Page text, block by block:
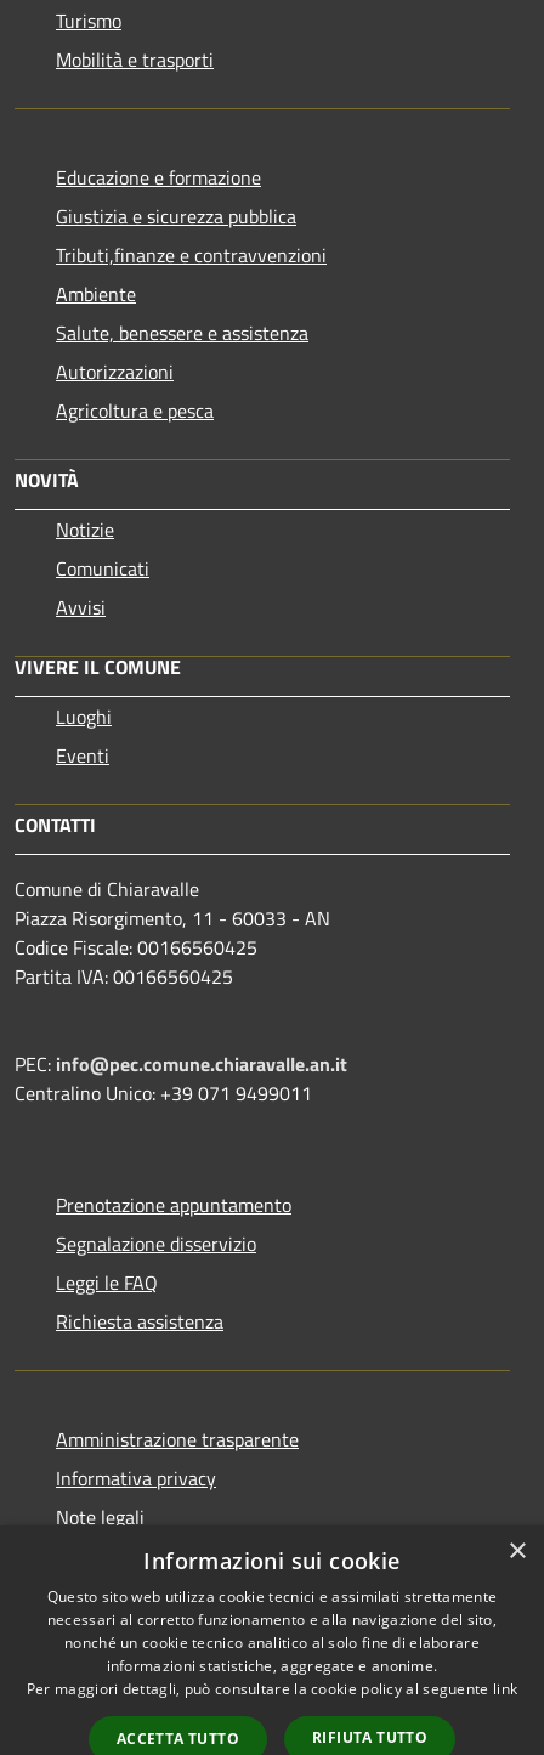
Turismo
Mobilità e trasporti
Educazione e formazione
Giustizia e sicurezza pubblica
Tributi,finanze e contravvenzioni
Ambiente
Salute, benessere e assistenza
Autorizzazioni
Agricoltura e pesca
NOVITÀ
Notizie
Comunicati
Avvisi
VIVERE IL COMUNE
Luoghi
Eventi
CONTATTI
Comune di Chiaravalle
Piazza Risorgimento, 11 - 60033 - AN
Codice Fiscale: 00166560425
Partita IVA: 00166560425
PEC: info@pec.comune.chiaravalle.an.it
Centralino Unico: +39 071 9499011
Prenotazione appuntamento
Segnalazione disservizio
Leggi le FAQ
Richiesta assistenza
Amministrazione trasparente
Informativa privacy
Note legali
Dichiarazione di accessibilità
RSS
Accessibilità
Copyright © 2026 • Comune di
Municipium•
Accesso
×
Informazioni sui cookie
Questo sito web utilizza cookie tecnici e assimilati strettamente
necessari al corretto funzionamento e alla navigazione del sito,
nonché un cookie tecnico analitico al solo fine di elaborare
informazioni statistiche, aggregate e anonime.
Per maggiori dettagli, può consultare la cookie policy al seguente link
ACCETTA TUTTO RIFIUTA TUTTO